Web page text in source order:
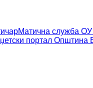
Матична служба
портал Општина